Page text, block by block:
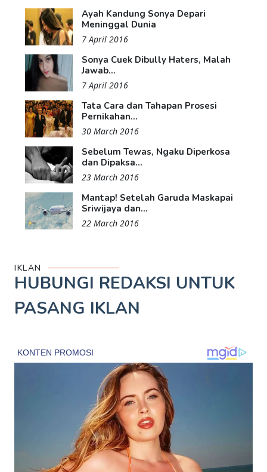
Ayah Kandung Sonya Depari
Meninggal Dunia
7 April 2016
Sonya Cuek Dibully Haters, Malah
Jawab...
7 April 2016
Tata Cara dan Tahapan Prosesi
Pernikahan...
30 March 2016
Sebelum Tewas, Ngaku Diperkosa
dan Dipaksa...
23 March 2016
Mantap! Setelah Garuda Maskapai
Sriwijaya dan...
22 March 2016
IKLAN
HUBUNGI REDAKSI UNTUK
PASANG IKLAN